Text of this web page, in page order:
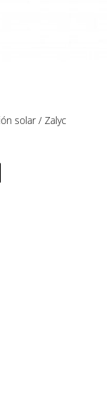
solar/ Zalyc